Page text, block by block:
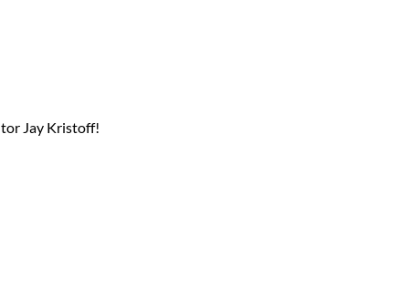
Jay Kristoff!